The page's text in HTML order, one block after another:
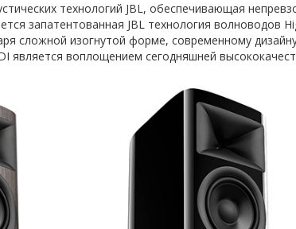
технологий JBL, обеспечивающая
запатентованная JBL технология волноводов
сложной изогнутой форме, современному
является воплощением сегодняшней